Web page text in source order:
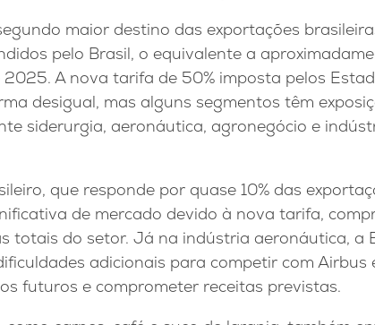
maior destino das exportações
pelo Brasil, o equivalente a
A nova tarifa de 50% imposta pelos
desigual, mas alguns segmentos têm
siderurgia, aeronáutica, agronegócio e
que responde por quase 10% das
de mercado devido à nova tarifa,
totais do setor. Já na indústria aeronáutica, a
adicionais para competir com Airbus
futuros e comprometer receitas previstas.